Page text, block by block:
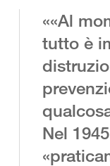
««Al
tutto è
Nel